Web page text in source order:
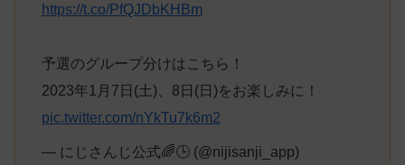
https://t.co/PfQJDbKHBm
予選のグループ分けはこちら！
2023年1月7日(土)、8日(日)をお楽しみに！
pic.twitter.com/nYkTu7k6m2
— にじさんじ公式🌈🕒 (@nijisanji_app)